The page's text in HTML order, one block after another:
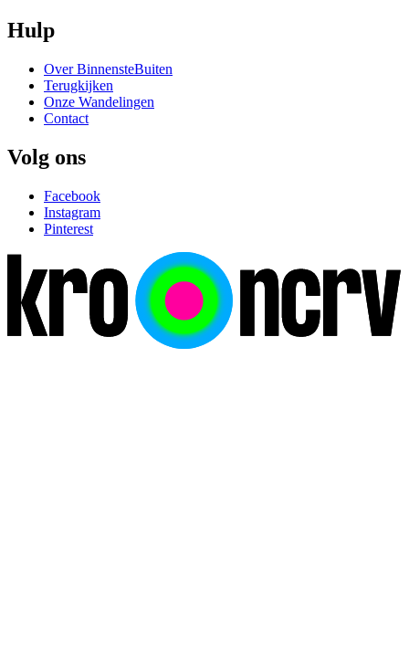
Hulp
Over BinnensteBuiten
Terugkijken
Onze Wandelingen
Contact
Volg ons
Facebook
Instagram
Pinterest